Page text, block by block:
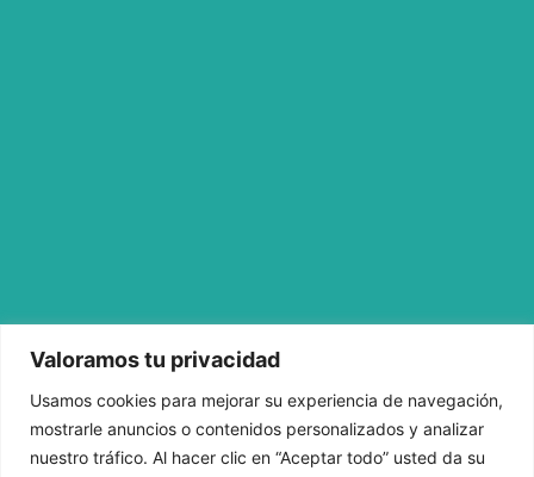
Valoramos tu privacidad
Usamos cookies para mejorar su experiencia de navegación,
mostrarle anuncios o contenidos personalizados y analizar
nuestro tráfico. Al hacer clic en “Aceptar todo” usted da su
Ant
ANTERIOR
SIGUIENTE